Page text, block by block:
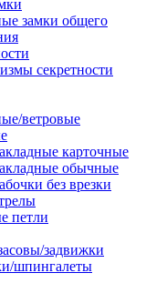
замки общего
секретности
ветровые
карточные
обычные
без врезки
петли
задвижки
шпингалеты